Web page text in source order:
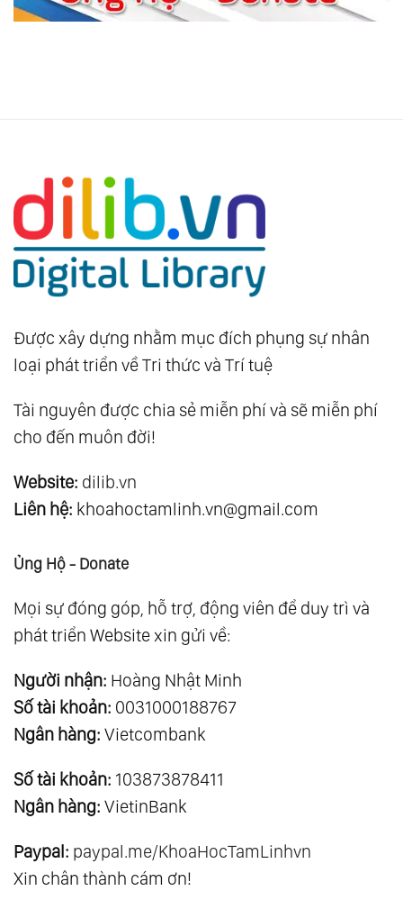
Được xây dựng nhằm mục đích phụng sự nhân
loại phát triển về Tri thức và Trí tuệ
Tài nguyên được chia sẻ miễn phí và sẽ miễn phí
cho đến muôn đời!
Website: dilib.vn
Liên hệ: khoahoctamlinh.vn@gmail.com
Ủng Hộ - Donate
Mọi sự đóng góp, hỗ trợ, động viên để duy trì và
phát triển Website xin gửi về:
Người nhận: Hoàng Nhật Minh
Số tài khoản: 0031000188767
Ngân hàng: Vietcombank
Số tài khoản: 103873878411
Ngân hàng: VietinBank
Paypal: paypal.me/KhoaHocTamLinhvn
Xin chân thành cám ơn!